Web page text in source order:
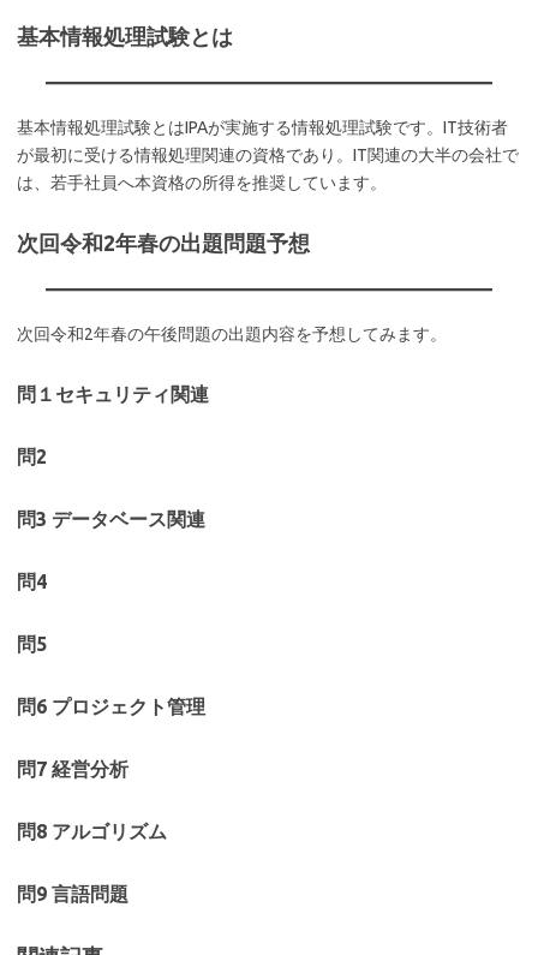
基本情報処理試験とは
基本情報処理試験とはIPAが実施する情報処理試験です。IT技術者
が最初に受ける情報処理関連の資格であり。IT関連の大半の会社で
は、若手社員へ本資格の所得を推奨しています。
次回令和2年春の出題問題予想
次回令和2年春の午後問題の出題内容を予想してみます。
問１セキュリティ関連
問2
問3 データベース関連
問4
問5
問6 プロジェクト管理
問7 経営分析
問8 アルゴリズム
問9 言語問題